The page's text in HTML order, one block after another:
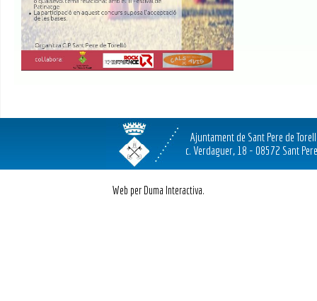
Ajuntament de Sant Pere de
c. Verdaguer, 18 - 08572 Sant
Web per Duma Interactiva.